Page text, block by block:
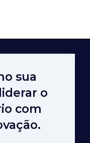
sua
o
com